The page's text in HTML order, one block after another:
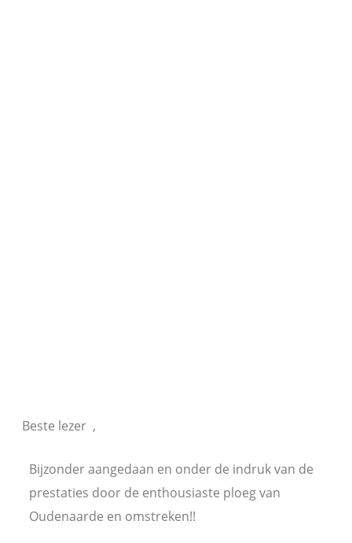
Beste lezer ,
Bijzonder aangedaan en onder de indruk van de
prestaties door de enthousiaste ploeg van
Oudenaarde en omstreken!!